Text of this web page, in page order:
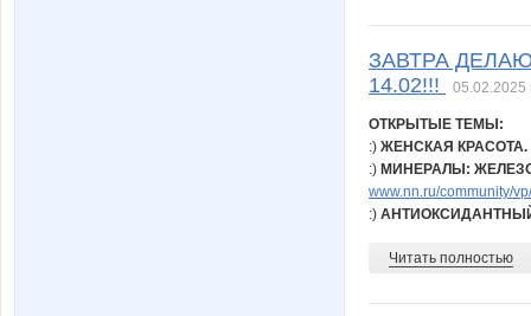
ЗАВТРА
14.02!!!
05.02.2025
ОТКРЫТЫЕ ТЕМЫ:
:) ЖЕНСКАЯ
:) МИНЕРАЛЫ:
www.nn.ru/community/
:)
Читать полностью